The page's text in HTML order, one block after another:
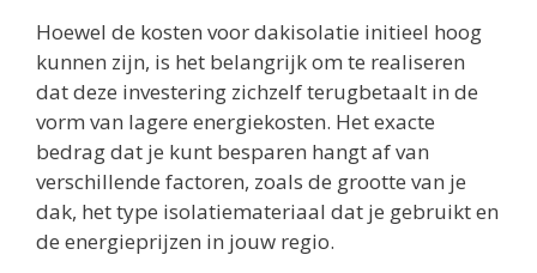
Hoewel de kosten voor dakisolatie initieel hoog
kunnen zijn, is het belangrijk om te realiseren
dat deze investering zichzelf terugbetaalt in de
vorm van lagere energiekosten. Het exacte
bedrag dat je kunt besparen hangt af van
verschillende factoren, zoals de grootte van je
dak, het type isolatiemateriaal dat je gebruikt en
de energieprijzen in jouw regio.